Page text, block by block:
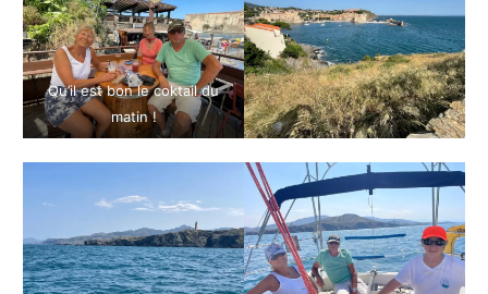
Qu’il est bon le coktail du
matin !